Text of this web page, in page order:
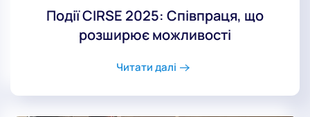
Події CIRSE 2025: Співпраця, що
розширює можливості
Читати далі